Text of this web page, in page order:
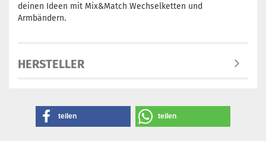
deinen Ideen mit Mix&Match Wechselketten und
Armbändern.
HERSTELLER
teilen teilen